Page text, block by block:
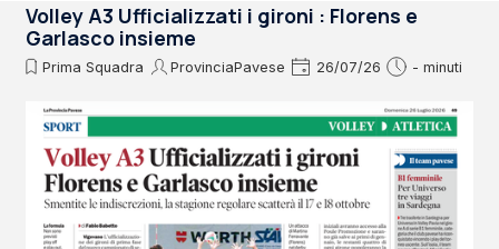
Volley A3 Ufficializzati i gironi : Florens e
Garlasco insieme
Prima Squadra ProvinciaPavese 26/07/26 - minuti